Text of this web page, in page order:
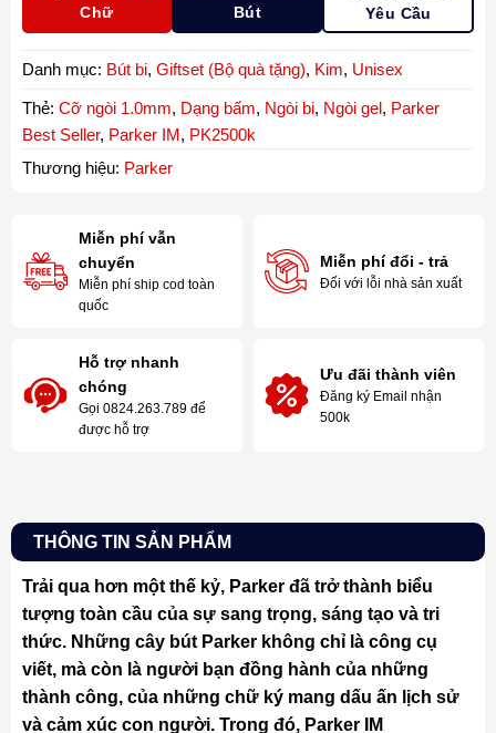
Chữ
Bút
Yêu Cầu
Danh mục: Bút bi, Giftset (Bộ quà tặng), Kim, Unisex
Thẻ: Cỡ ngòi 1.0mm, Dạng bấm, Ngòi bi, Ngòi gel, Parker
Best Seller, Parker IM, PK2500k
Thương hiệu: Parker
Miễn phí vẫn
chuyển
Miễn phí ship cod toàn
quốc
Miễn phí đổi - trả
Đối với lỗi nhà sản xuất
Hỗ trợ nhanh
chóng
Gọi 0824.263.789 để
được hỗ trợ
Ưu đãi thành viên
Đăng ký Email nhận
500k
THÔNG TIN SẢN PHẨM
Trải qua hơn một thế kỷ, Parker đã trở thành biểu
tượng toàn cầu của sự sang trọng, sáng tạo và tri
thức. Những cây bút Parker không chỉ là công cụ
viết, mà còn là người bạn đồng hành của những
thành công, của những chữ ký mang dấu ấn lịch sử
và cảm xúc con người. Trong đó, Parker IM